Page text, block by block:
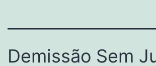
Demissão Sem